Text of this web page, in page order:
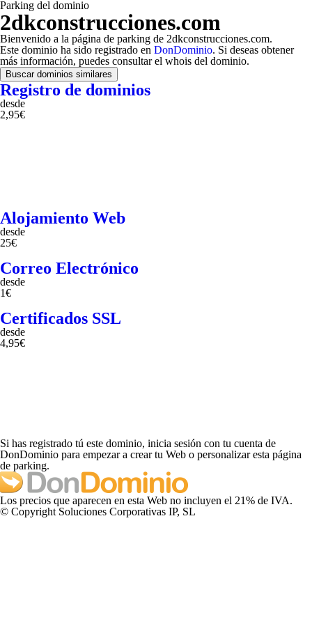
Parking del dominio
2dkconstrucciones.com
Bienvenido a la página de parking de 2dkconstrucciones.com.
Este dominio ha sido registrado en DonDominio. Si deseas obtener
más información, puedes consultar el whois del dominio.
Buscar dominios similares
Registro de dominios
desde
2,95€
Alojamiento Web
desde
25€
Correo Electrónico
desde
1€
Certificados SSL
desde
4,95€
Si has registrado tú este dominio, inicia sesión con tu cuenta de
DonDominio para empezar a crear tu Web o personalizar esta página
de parking.
Los precios que aparecen en esta Web no incluyen el 21% de IVA.
© Copyright Soluciones Corporativas IP, SL